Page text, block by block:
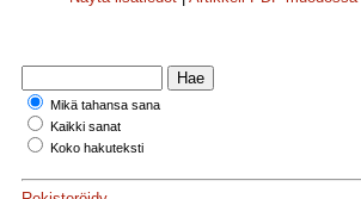
Mikä tahansa sana
Kaikki sanat
Koko hakuteksti